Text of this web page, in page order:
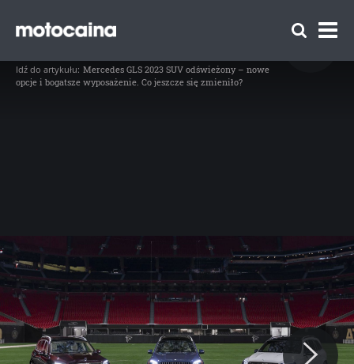
Mercedes GLS 2023 po liftingu – galeria
producenta - zdjęcie 1
Idź do artykułu: Mercedes GLS 2023 SUV odświeżony – nowe
opcje i bogatsze wyposażenie. Co jeszcze się zmieniło?
Polityka prywatności
Reklama
Kontakt